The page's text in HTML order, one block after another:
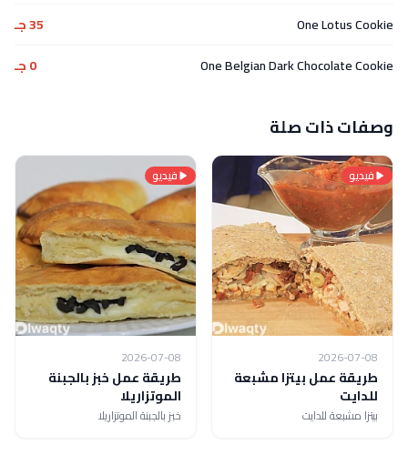
One Lotus Cookie
35 جـ
One Belgian Dark Chocolate Cookie
0 جـ
وصفات ذات صلة
فيديو
2026-07-08
طريقة عمل بيتزا مشبعة
للدايت
بيتزا مشبعة للدايت
فيديو
2026-07-08
طريقة عمل خبز بالجبنة
الموتزاريلا
خبز بالجبنة الموتزاريلا